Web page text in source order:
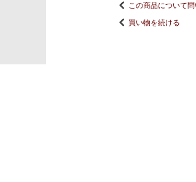
この商品について
買い物を続ける